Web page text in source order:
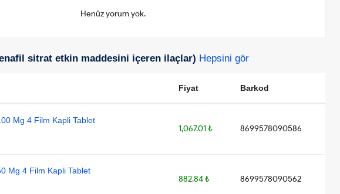
Henüz yorum yok.
sitrat etkin maddesini içeren ilaçlar) Hepsini gör
Fiyat Barkod
Mg 4 Film Kapli Tablet
1,067.01 ₺ 8699578090586
Mg 4 Film Kapli Tablet
882.84 ₺ 8699578090562